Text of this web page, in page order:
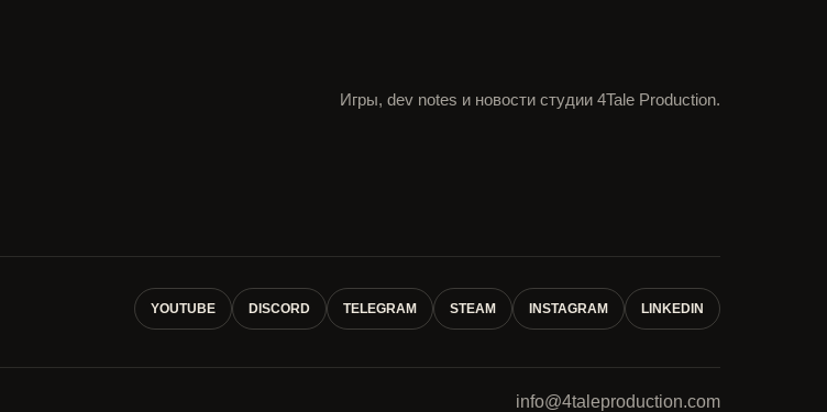
Игры, dev notes и новости студии 4Tale Production.
YOUTUBE DISCORD TELEGRAM STEAM INSTAGRAM LINKEDIN
info@4taleproduction.com